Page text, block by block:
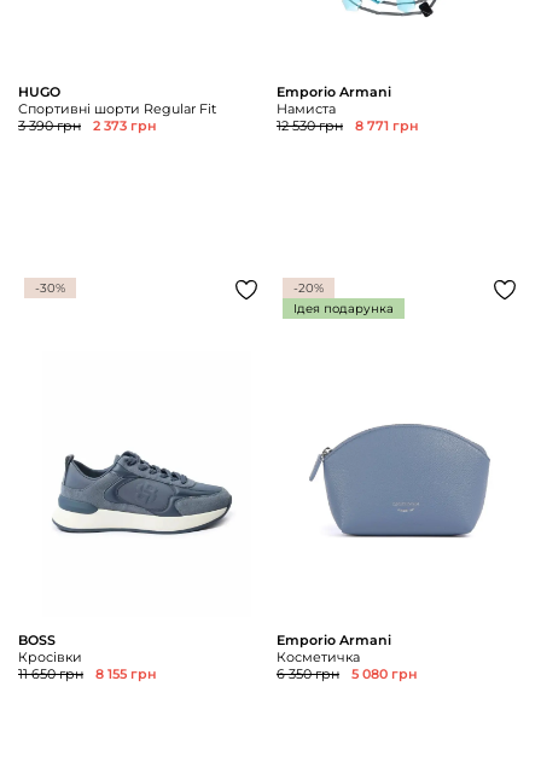
HUGO
Спортивні шорти Regular Fit
3 390 грн
2 373 грн
Emporio Armani
Намиста
12 530 грн
8 771 грн
-30%
BOSS
Кросівки
11 650 грн
8 155 грн
-20%
Ідея подарунка
Emporio Armani
Косметичка
6 350 грн
5 080 грн